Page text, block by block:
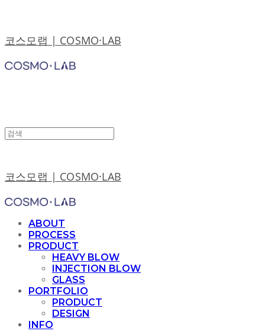
코스모랩 | COSMO·LAB
코스모랩 | COSMO·LAB
ABOUT
PROCESS
PRODUCT
HEAVY BLOW
INJECTION BLOW
GLASS
PORTFOLIO
PRODUCT
DESIGN
INFO